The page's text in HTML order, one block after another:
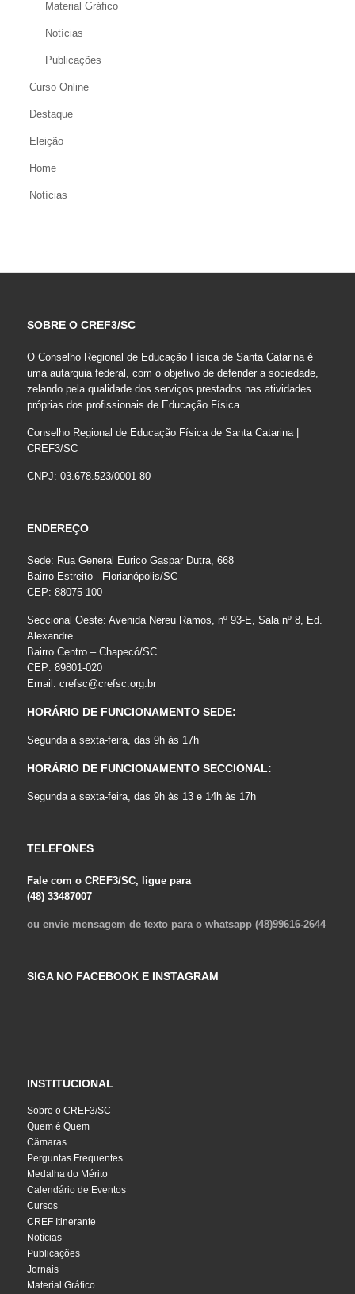
Material Gráfico
Notícias
Publicações
Curso Online
Destaque
Eleição
Home
Notícias
SOBRE O CREF3/SC
O Conselho Regional de Educação Física de Santa Catarina é
uma autarquia federal, com o objetivo de defender a sociedade,
zelando pela qualidade dos serviços prestados nas atividades
próprias dos profissionais de Educação Física.
Conselho Regional de Educação Física de Santa Catarina |
CREF3/SC
CNPJ: 03.678.523/0001-80
ENDEREÇO
Sede: Rua General Eurico Gaspar Dutra, 668
Bairro Estreito - Florianópolis/SC
CEP: 88075-100
Seccional Oeste: Avenida Nereu Ramos, nº 93-E, Sala nº 8, Ed.
Alexandre
Bairro Centro – Chapecó/SC
CEP: 89801-020
Email: crefsc@crefsc.org.br
HORÁRIO DE FUNCIONAMENTO SEDE:
Segunda a sexta-feira, das 9h às 17h
HORÁRIO DE FUNCIONAMENTO SECCIONAL:
Segunda a sexta-feira, das 9h às 13 e 14h às 17h
TELEFONES
Fale com o CREF3/SC, ligue para
(48) 33487007
ou envie mensagem de texto para o whatsapp (48)99616-2644
SIGA NO FACEBOOK E INSTAGRAM
INSTITUCIONAL
Sobre o CREF3/SC
Quem é Quem
Câmaras
Perguntas Frequentes
Medalha do Mérito
Calendário de Eventos
Cursos
CREF Itinerante
Notícias
Publicações
Jornais
Material Gráfico